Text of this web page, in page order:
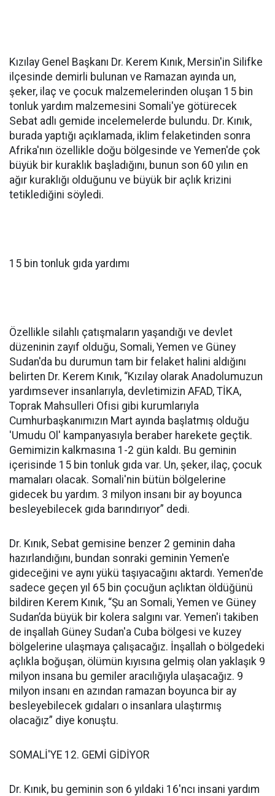
Kızılay Genel Başkanı Dr. Kerem Kınık, Mersin'in Silifke
ilçesinde demirli bulunan ve Ramazan ayında un,
şeker, ilaç ve çocuk malzemelerinden oluşan 15 bin
tonluk yardım malzemesini Somali'ye götürecek
Sebat adlı gemide incelemelerde bulundu. Dr. Kınık,
burada yaptığı açıklamada, iklim felaketinden sonra
Afrika'nın özellikle doğu bölgesinde ve Yemen'de çok
büyük bir kuraklık başladığını, bunun son 60 yılın en
ağır kuraklığı olduğunu ve büyük bir açlık krizini
tetiklediğini söyledi.
15 bin tonluk gıda yardımı
Özellikle silahlı çatışmaların yaşandığı ve devlet
düzeninin zayıf olduğu, Somali, Yemen ve Güney
Sudan'da bu durumun tam bir felaket halini aldığını
belirten Dr. Kerem Kınık, “Kızılay olarak Anadolumuzun
yardımsever insanlarıyla, devletimizin AFAD, TİKA,
Toprak Mahsulleri Ofisi gibi kurumlarıyla
Cumhurbaşkanımızın Mart ayında başlatmış olduğu
'Umudu Ol' kampanyasıyla beraber harekete geçtik.
Gemimizin kalkmasına 1-2 gün kaldı. Bu geminin
içerisinde 15 bin tonluk gıda var. Un, şeker, ilaç, çocuk
mamaları olacak. Somali'nin bütün bölgelerine
gidecek bu yardım. 3 milyon insanı bir ay boyunca
besleyebilecek gıda barındırıyor” dedi.
Dr. Kınık, Sebat gemisine benzer 2 geminin daha
hazırlandığını, bundan sonraki geminin Yemen'e
gideceğini ve aynı yükü taşıyacağını aktardı. Yemen'de
sadece geçen yıl 65 bin çocuğun açlıktan öldüğünü
bildiren Kerem Kınık, “Şu an Somali, Yemen ve Güney
Sudan’da büyük bir kolera salgını var. Yemen'i takiben
de inşallah Güney Sudan'a Cuba bölgesi ve kuzey
bölgelerine ulaşmaya çalışacağız. İnşallah o bölgedeki
açlıkla boğuşan, ölümün kıyısına gelmiş olan yaklaşık 9
milyon insana bu gemiler aracılığıyla ulaşacağız. 9
milyon insanı en azından ramazan boyunca bir ay
besleyebilecek gıdaları o insanlara ulaştırmış
olacağız” diye konuştu.
SOMALİ'YE 12. GEMİ GİDİYOR
Dr. Kınık, bu geminin son 6 yıldaki 16'ncı insani yardım